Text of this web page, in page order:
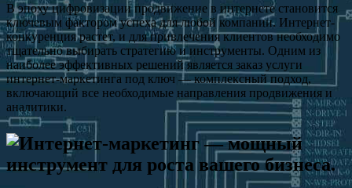
В эпоху цифровизации продвижение в интернете становится
ключевым фактором успеха для любой компании. Интернет-
конкуренция растет, и для привлечения клиентов необходимо
тщательно выбирать стратегию и инструменты. Одним из
наиболее эффективных решений является заказ услуги
интернет-маркетинга под ключ — комплексный подход,
включающий все необходимые направления продвижения и
аналитики.